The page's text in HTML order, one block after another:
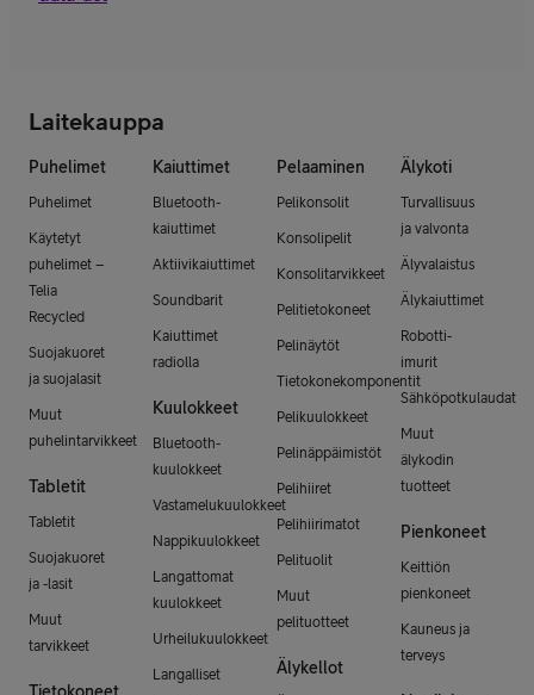
Laitekauppa
Puhelimet
Puhelimet
Käytetyt
puhelimet –
Telia
Recycled
Suojakuoret
ja suojalasit
Muut
puhelintarvikkeet
Tabletit
Tabletit
Suojakuoret
ja -lasit
Muut
tarvikkeet
Tietokoneet
Kaiuttimet
Bluetooth-
kaiuttimet
Aktiivikaiuttimet
Soundbarit
Kaiuttimet
radiolla
Kuulokkeet
Bluetooth-
kuulokkeet
Vastamelukuulokkeet
Nappikuulokkeet
Langattomat
kuulokkeet
Urheilukuulokkeet
Langalliset
Pelaaminen
Pelikonsolit
Konsolipelit
Konsolitarvikkeet
Pelitietokoneet
Pelinäytöt
Tietokonekomponentit
Pelikuulokkeet
Pelinäppäimistöt
Pelihiiret
Pelihiirimatot
Pelituolit
Muut
pelituotteet
Älykellot
Älykoti
Turvallisuus
ja valvonta
Älyvalaistus
Älykaiuttimet
Robotti-
imurit
Sähköpotkulaudat
Muut
älykodin
tuotteet
Pienkoneet
Keittiön
pienkoneet
Kauneus ja
terveys